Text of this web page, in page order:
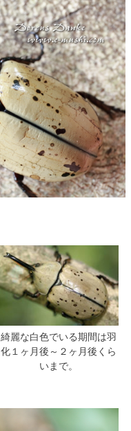
綺麗な白色でいる期間は羽
化１ヶ月後～２ヶ月後くら
いまで。